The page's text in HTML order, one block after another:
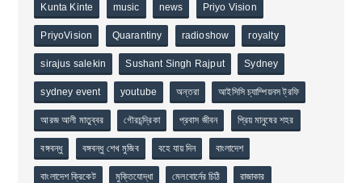
Kunta Kinte music news Priyo Vision
PriyoVision Quarantiny radioshow royalty
sirajus salekin Sushant Singh Rajput Sydney
sydney event youtube অন্তরা আইসিসি চ্যাম্পিয়নস ট্রফি
আরজ আলী মাতুব্বর গৌরচন্দ্রিকা প্রবাস জীবন প্রিয় মানুষের শহর
বঙ্গবন্ধু বঙ্গবন্ধু শেখ মুজিব বহে যায় দিন বাংলাদেশ
বাংলাদেশ ক্রিকেট মুক্তিযোদ্ধা মেলবোর্নের চিঠি রাজাকার